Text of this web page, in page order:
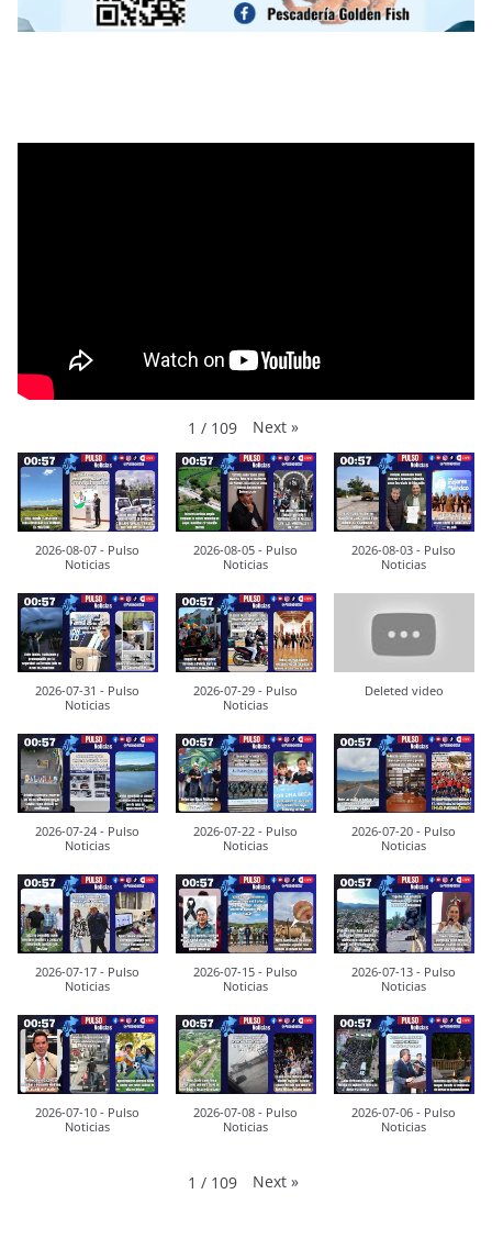
1 / 109 Next »
2026-08-07 - Pulso
Noticias
2026-08-05 - Pulso
Noticias
2026-08-03 - Pulso
Noticias
2026-07-31 - Pulso
Noticias
2026-07-29 - Pulso
Noticias
Deleted video
2026-07-24 - Pulso
Noticias
2026-07-22 - Pulso
Noticias
2026-07-20 - Pulso
Noticias
2026-07-17 - Pulso
Noticias
2026-07-15 - Pulso
Noticias
2026-07-13 - Pulso
Noticias
2026-07-10 - Pulso
Noticias
2026-07-08 - Pulso
Noticias
2026-07-06 - Pulso
Noticias
1 / 109 Next »